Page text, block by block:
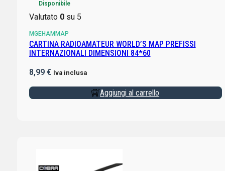
Disponibile
Valutato 0su 5
MGEHAMMAP
CARTINA RADIOAMATEUR WORLD’S MAP PREFISSI
INTERNAZIONALI DIMENSIONI 84*60
8,99 € Iva inclusa
Aggiungi al carrello